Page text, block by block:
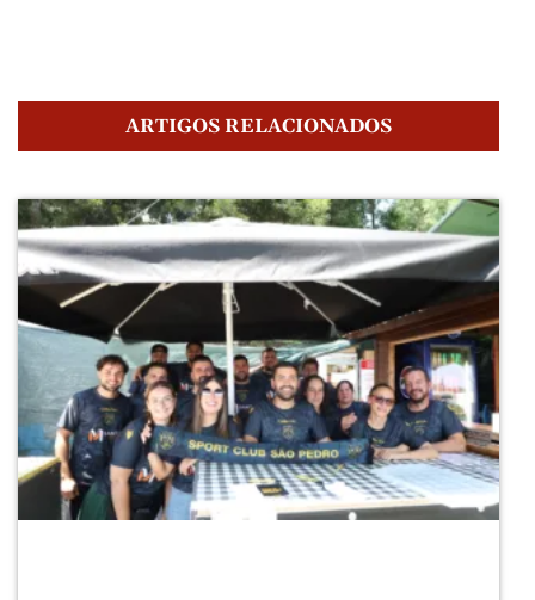
ARTIGOS RELACIONADOS